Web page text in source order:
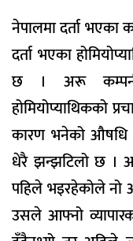
नेपालमा दर्ता भएका
दर्ता भएका
छ । अरू
होमियोप्याथिकको
कारण भनेको औषधि
धेरै झन्झटिलो छ ।
पहिले भइरहेकोले नो
उसले आफ्नो